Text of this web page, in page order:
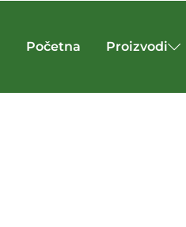
Početna Proizvodi